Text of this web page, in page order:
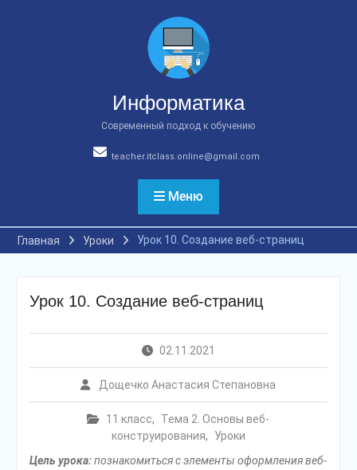
Информатика
Современный подход к обучению
teacher.itclass.online@gmail.com
Меню
Главная Уроки Урок 10. Создание веб-страниц
Урок 10. Создание веб-страниц
02.11.2021
Дощечко Анастасия Степановна
11 класс,
Тема 2. Основы веб-
конструирования,
Уроки
Цель урока:познакомиться с элементы оформления веб-